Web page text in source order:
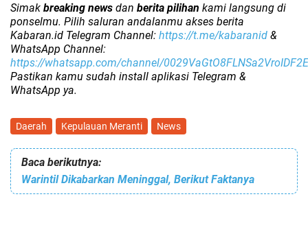
Simak breaking news dan berita pilihan kami langsung di
ponselmu. Pilih saluran andalanmu akses berita
Kabaran.id Telegram Channel: https://t.me/kabaranid &
WhatsApp Channel:
https://whatsapp.com/channel/0029VaGtO8FLNSa2VroIDF2E
Pastikan kamu sudah install aplikasi Telegram &
WhatsApp ya.
Daerah Kepulauan Meranti News
Baca berikutnya:
Warintil Dikabarkan Meninggal, Berikut Faktanya